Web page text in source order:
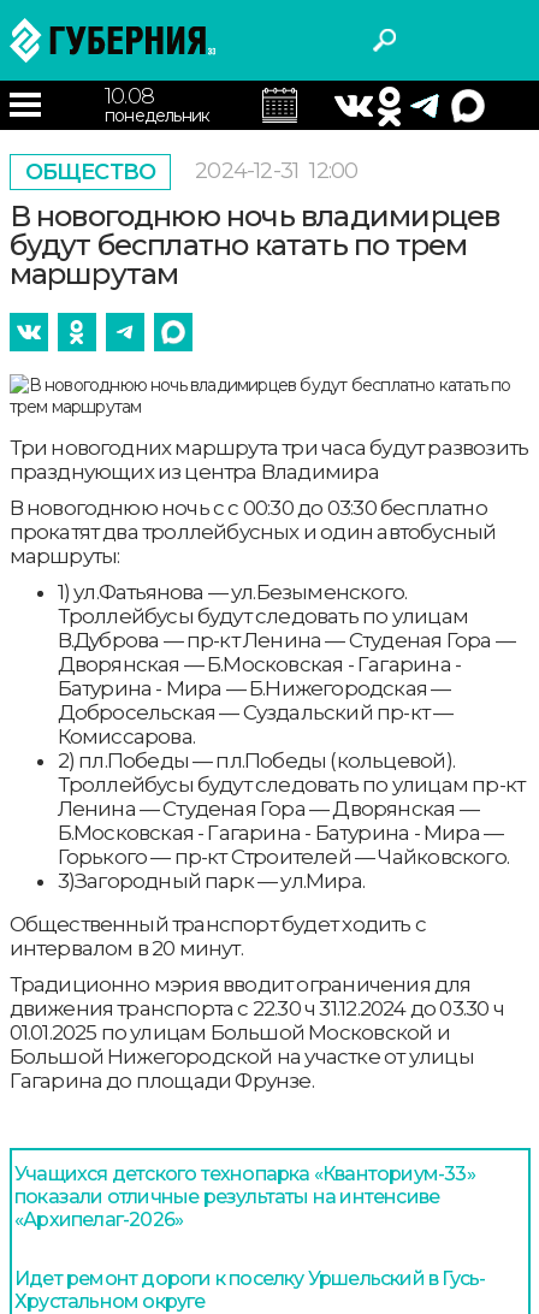
10.08
понедельник
ОБЩЕСТВО 2024-12-31 12:00
В новогоднюю ночь владимирцев
будут бесплатно катать по трем
маршрутам
Три новогодних маршрута три часа будут развозить
празднующих из центра Владимира
В новогоднюю ночь с с 00:30 до 03:30 бесплатно
прокатят два троллейбусных и один автобусный
маршруты:
1) ул.Фатьянова — ул.Безыменского.
Троллейбусы будут следовать по улицам
В.Дуброва — пр-кт Ленина — Студеная Гора —
Дворянская — Б.Московская - Гагарина -
Батурина - Мира — Б.Нижегородская —
Добросельская — Суздальский пр-кт —
Комиссарова.
2) пл.Победы — пл.Победы (кольцевой).
Троллейбусы будут следовать по улицам пр-кт
Ленина — Студеная Гора — Дворянская —
Б.Московская - Гагарина - Батурина - Мира —
Горького — пр-кт Строителей — Чайковского.
3)Загородный парк — ул.Мира.
Общественный транспорт будет ходить с
интервалом в 20 минут.
Традиционно мэрия вводит ограничения для
движения транспорта с 22.30 ч 31.12.2024 до 03.30 ч
01.01.2025 по улицам Большой Московской и
Большой Нижегородской на участке от улицы
Гагарина до площади Фрунзе.
Учащихся детского технопарка «Кванториум-33»
показали отличные результаты на интенсиве
«Архипелаг-2026»
Идет ремонт дороги к поселку Уршельский в Гусь-
Хрустальном округе